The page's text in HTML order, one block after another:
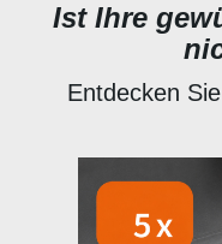
Ist Ihre
Entdecken